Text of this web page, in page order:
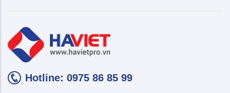
Hotline: 0975 86 85 99